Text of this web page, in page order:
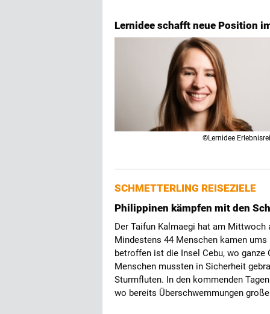
Lernidee schafft neue Position
©Lernidee
SCHMETTERLING REISEZIELE
Philippinen kämpfen mit den
Der Taifun Kalmaegi hat am
Mindestens 44 Menschen kamen
betroffen ist die Insel Cebu, wo ganze
Menschen mussten in Sicherheit
Sturmfluten. In den kommenden
wo bereits Überschwemmungen